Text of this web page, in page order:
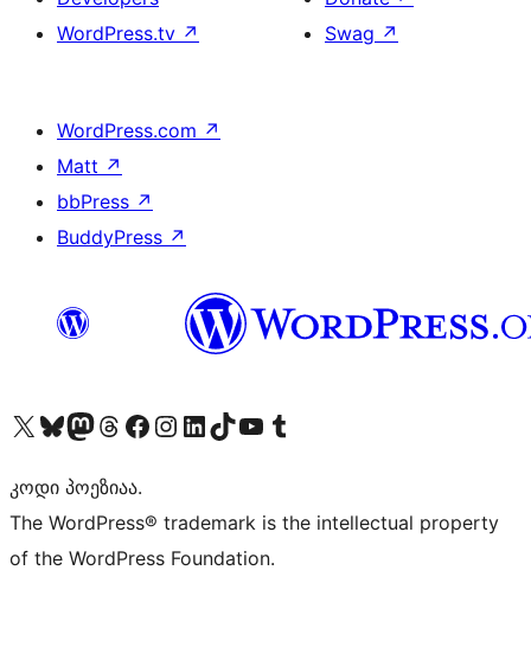
WordPress.tv ↗
Swag ↗
WordPress.com ↗
Matt ↗
bbPress ↗
BuddyPress ↗
Visit our X (formerly Twitter) account
Visit our Bluesky account
Visit our Mastodon account
Visit our Threads account
Visit our Facebook page
Visit our Instagram account
Visit our LinkedIn account
Visit our TikTok account
Visit our YouTube channel
Visit our Tumblr account
კოდი პოეზიაა.
The WordPress® trademark is the intellectual property
of the WordPress Foundation.